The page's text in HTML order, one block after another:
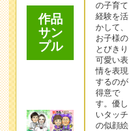
作品
サン
プル
の子育て
経験を活
かして、
お子様の
とびきり
可愛い表
情を表現
するのが
得意で
す。優し
いタッチ
の似顔絵